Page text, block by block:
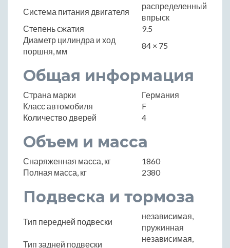
Система питания двигателя
распределенный
впрыск
Степень сжатия
9.5
Диаметр цилиндра и ход
поршня, мм
84 × 75
Общая информация
Страна марки
Германия
Класс автомобиля
F
Количество дверей
4
Объем и масса
Снаряженная масса, кг
1860
Полная масса, кг
2380
Подвеска и тормоза
Тип передней подвески
независимая,
пружинная
Тип задней подвески
независимая,